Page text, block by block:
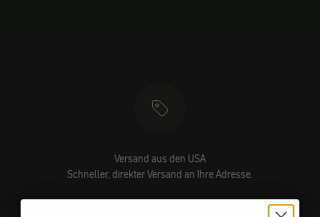
Versand aus den USA
Schneller, direkter Versand an Ihre Adresse.